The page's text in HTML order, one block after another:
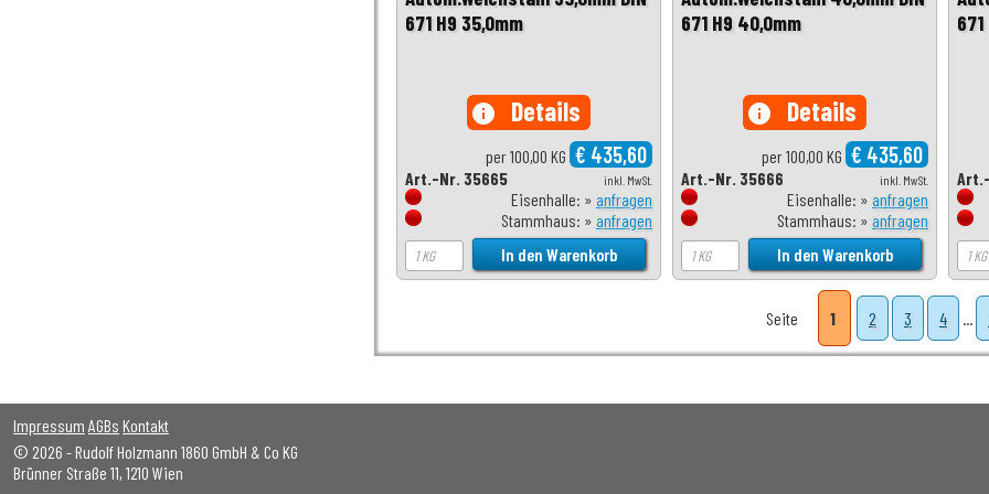
671 H9 35,0mm
info Details
per 100,00 KG € 435,60
inkl. MwSt.
Art.-Nr. 35665
Eisenhalle: » anfragen
Stammhaus: » anfragen
671 H9 40,0mm
info Details
per 100,00 KG € 435,60
inkl. MwSt.
Art.-Nr. 35666
Eisenhalle: » anfragen
Stammhaus: » anfragen
Seite 1 2 3 4
Impressum AGBs Kontakt
© 2026 - Rudolf Holzmann 1860 GmbH & Co KG
Brünner Straße 11, 1210 Wien